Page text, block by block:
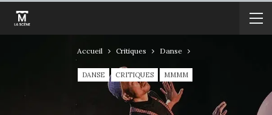
Accueil Critiques Danse
DANSE CRITIQUES MMMM